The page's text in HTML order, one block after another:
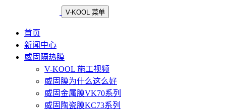
V-KOOL 菜单
首页
新闻中心
威固隔热膜
V-KOOL 施工视频
威固膜为什么这么好
威固金属膜VK70系列
威固陶瓷膜KC73系列